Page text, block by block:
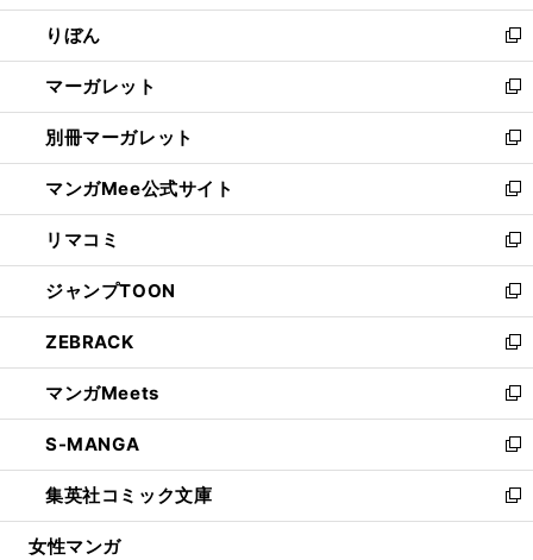
開
く
ウ
で
開
く
ン
ド
ウ
で
開
く
ウ
ィ
ン
ド
ウ
で
開
く
りぼん
新
し
い
ウ
ィ
ン
ド
ウ
で
開
く
マーガレット
新
し
い
ウ
ィ
ン
ド
ウ
で
開
く
別冊マーガレット
新
し
い
ウ
ィ
ン
ド
ウ
で
開
く
マンガMee公式サイト
新
し
い
ウ
ィ
ン
ド
ウ
で
開
く
リマコミ
新
し
い
ウ
ィ
ン
ド
ウ
で
開
く
ジャンプTOON
新
し
い
ウ
ィ
ン
ド
ウ
で
開
ZEBRACK
新
し
い
ウ
ィ
ン
ド
ウ
マンガMeets
新
し
い
ウ
ィ
ン
S-MANGA
新
し
い
ウ
集英社コミック文庫
新
し
女性マンガ